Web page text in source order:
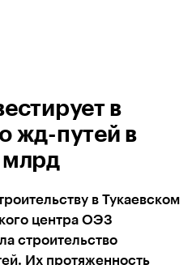
в
жд-путей в
млрд
в Тукаевском
центра ОЭЗ
строительство
Их протяженность